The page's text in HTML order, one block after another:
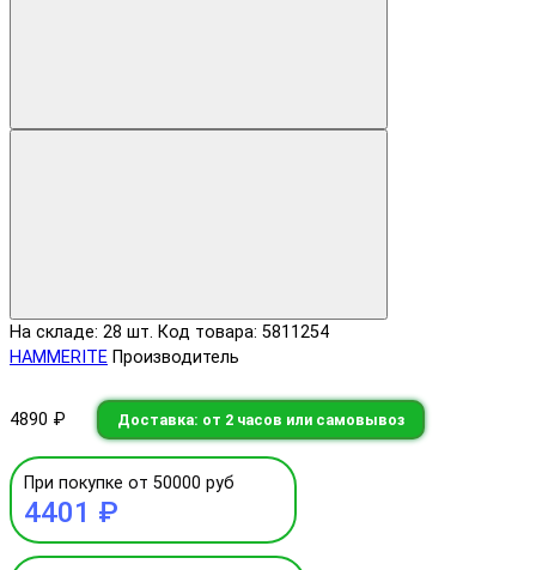
На складе: 28 шт. Код товара: 5811254
HAMMERITE Производитель
4890 ₽ Доставка: от 2 часов или самовывоз
При покупке от 50000 руб
4401 ₽